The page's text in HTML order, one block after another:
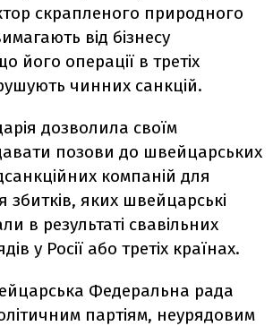
скрапленого природного
від бізнесу
його операції в третіх
чинних санкцій.
дозволила своїм
позови до швейцарських
компаній для
збитків, яких швейцарські
в результаті свавільних
у Росії або третіх країнах.
Федеральна рада
партіям, неурядовим